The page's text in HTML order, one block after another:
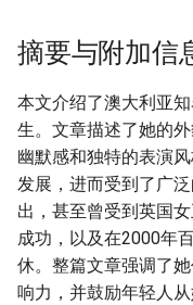
摘要与附加信
本文介绍了澳大利亚
生。文章描述了她的
幽默感和独特的表演
发展，进而受到了广
出，甚至曾受到英国
成功，以及在2000年
休。整篇文章强调了
响力，并鼓励年轻人